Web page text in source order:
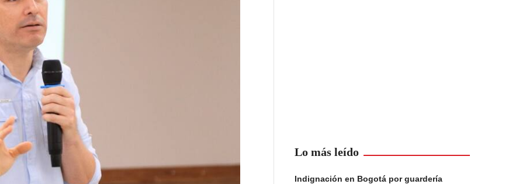
Lo más leído
Indignación en Bogotá por guardería